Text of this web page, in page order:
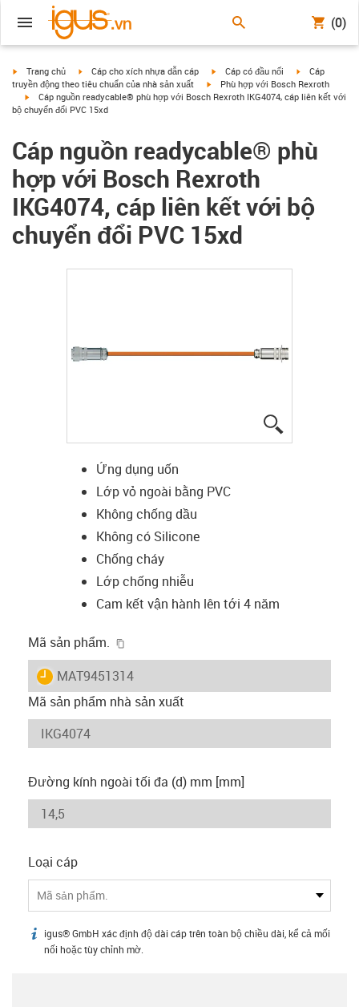
(0)
igus-icon-arrow-right
Trang chủ igus-icon-arrow-right
Cáp cho xích nhựa dẫn cáp igus-icon-arrow-right
Cáp có đầu nối igus-icon-
Cáp
truyền động theo tiêu chuẩn của nhà sản xuất
igus-icon-arrow-right
Phù hợp với Bosch Rexroth
igus-icon-arrow-right
Cáp nguồn readycable® phù hợp với Bosch Rexroth IKG4074, cáp liên kết với
bộ chuyển đổi PVC 15xd
Cáp nguồn readycable® phù
hợp với Bosch Rexroth
IKG4074, cáp liên kết với bộ
chuyển đổi PVC 15xd
Ứng dụng uốn
Lớp vỏ ngoài bằng PVC
Không chống dầu
Không có Silicone
Chống cháy
Lớp chống nhiễu
Cam kết vận hành lên tới 4 năm
Mã sản phẩm.
igus-icon-lieferzeit
MAT9451314
Mã sản phẩm nhà sản xuất
Đường kính ngoài tối đa (d) mm [mm]
Loại cáp
Mã sản phẩm.
igus-icon-info
igus® GmbH xác định độ dài cáp trên toàn bộ chiều dài, kể cả mối
nối hoặc tùy chỉnh mờ.